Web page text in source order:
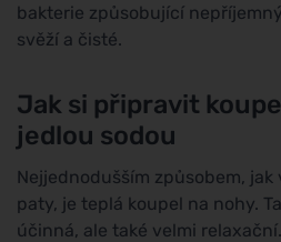
bakterie způsobující
svěží a čisté.
Jak si připravit
jedlou sodou
Nejjednodušším způsobem,
paty, je teplá koupel na nohy.
účinná, ale také velmi relaxační.